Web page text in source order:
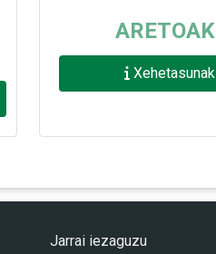
ARETOAK
Xehetasunak
Jarrai iezaguzu